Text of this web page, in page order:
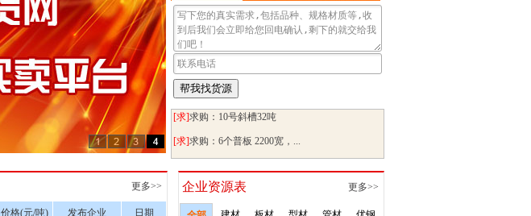
[求]求购：09MnNiDR 4个厚
[求]求购：锅炉容器板
[求]求购：120mm 345qd...
更多>>
价格(元/吨) 发布企业 日期
企业资源表 更多>>